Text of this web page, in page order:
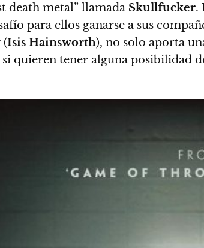
death metal” llamada Skullfucker.
para ellos ganarse a sus
(Isis Hainsworth), no solo aporta
quieren tener alguna posibilidad